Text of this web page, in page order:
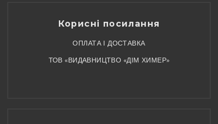
Корисні посилання
ОПЛАТА І ДОСТАВКА
ТОВ «ВИДАВНИЦТВО «ДІМ ХИМЕР»